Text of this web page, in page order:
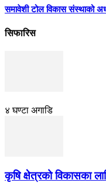
समावेशी टोल विकास संस्थाको
सिफारिस
४ घण्टा अगाडि
कृषि क्षेत्रको विकासका